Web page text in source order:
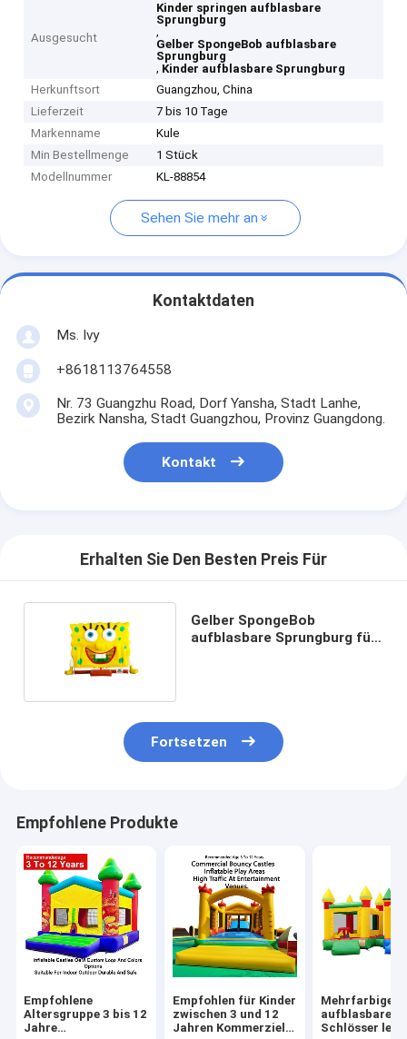
Ausgesucht
Kinder springen aufblasbare
Sprungburg
,
Gelber SpongeBob aufblasbare
Sprungburg
, Kinder aufblasbare Sprungburg
Herkunftsort
Guangzhou, China
Lieferzeit
7 bis 10 Tage
Markenname
Kule
Min Bestellmenge
1 Stück
Modellnummer
KL-88854
Sehen Sie mehr an
Kontaktdaten
Ms. Ivy
+8618113764558
Nr. 73 Guangzhu Road, Dorf Yansha, Stadt Lanhe,
Bezirk Nansha, Stadt Guangzhou, Provinz Guangdong.
Kontakt
Erhalten Sie Den Besten Preis Für
Gelber SpongeBob
aufblasbare Sprungburg für
Fortsetzen
Empfohlene Produkte
Empfohlene
Altersgruppe 3 bis 12
Jahre
Empfohlen für Kinder
zwischen 3 und 12
Jahren Kommerzielle
Mehrfarbige
aufblasbare
Schlösser